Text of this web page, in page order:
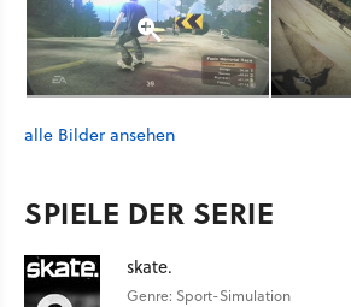
alle Bilder ansehen
SPIELE DER SERIE
skate.
Genre: Sport-Simulation